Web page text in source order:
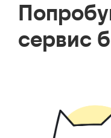
сервис